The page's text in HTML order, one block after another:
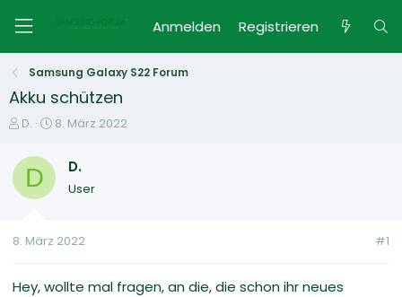
Anmelden Registrieren
Samsung Galaxy S22 Forum
Akku schützen
E
s
e
e
D.
E
t
m
8. März 2022
D D.
User
8. März 2022 #1
Hey, wollte mal fragen, an die, die schon ihr neues